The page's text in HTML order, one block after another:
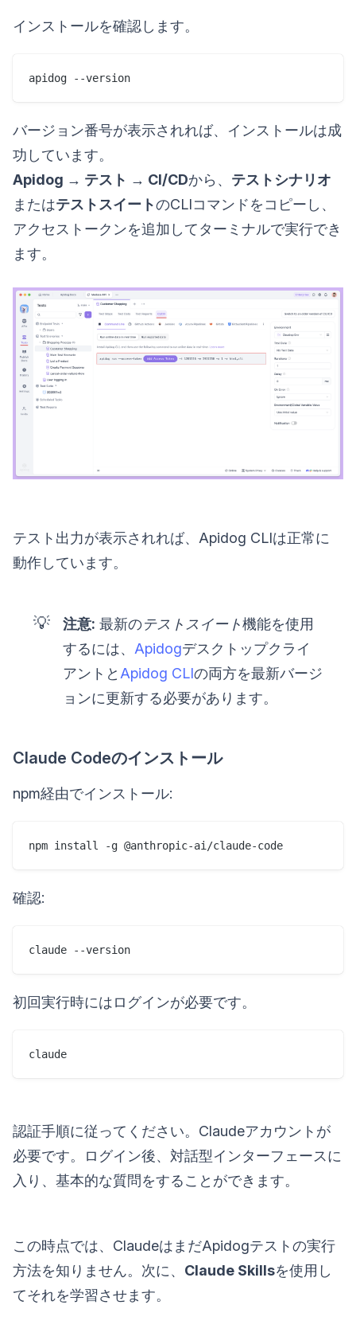
インストールを確認します。
apidog --version
バージョン番号が表示されれば、インストールは成
功しています。
Apidog → テスト → CI/CDから、 テストシナリオ
またはテストスイートのCLIコマンドをコピーし、
アクセストークンを追加してターミナルで実行でき
ます。
テスト出力が表示されれば、Apidog CLIは正常に
動作しています。
💡 注意: 最新のテストスイート機能を使用
するには、Apidogデスクトップクライ
アントとApidog CLIの両方を最新バージ
ョンに更新する必要があります。
Claude Codeのインストール
npm経由でインストール:
npm install -g @anthropic-ai/claude-code
確認:
claude --version
初回実行時にはログインが必要です。
claude
認証手順に従ってください。Claudeアカウントが
必要です。ログイン後、対話型インターフェースに
入り、基本的な質問をすることができます。
この時点では、ClaudeはまだApidogテストの実行
方法を知りません。次に、 Claude Skillsを使用し
てそれを学習させます。